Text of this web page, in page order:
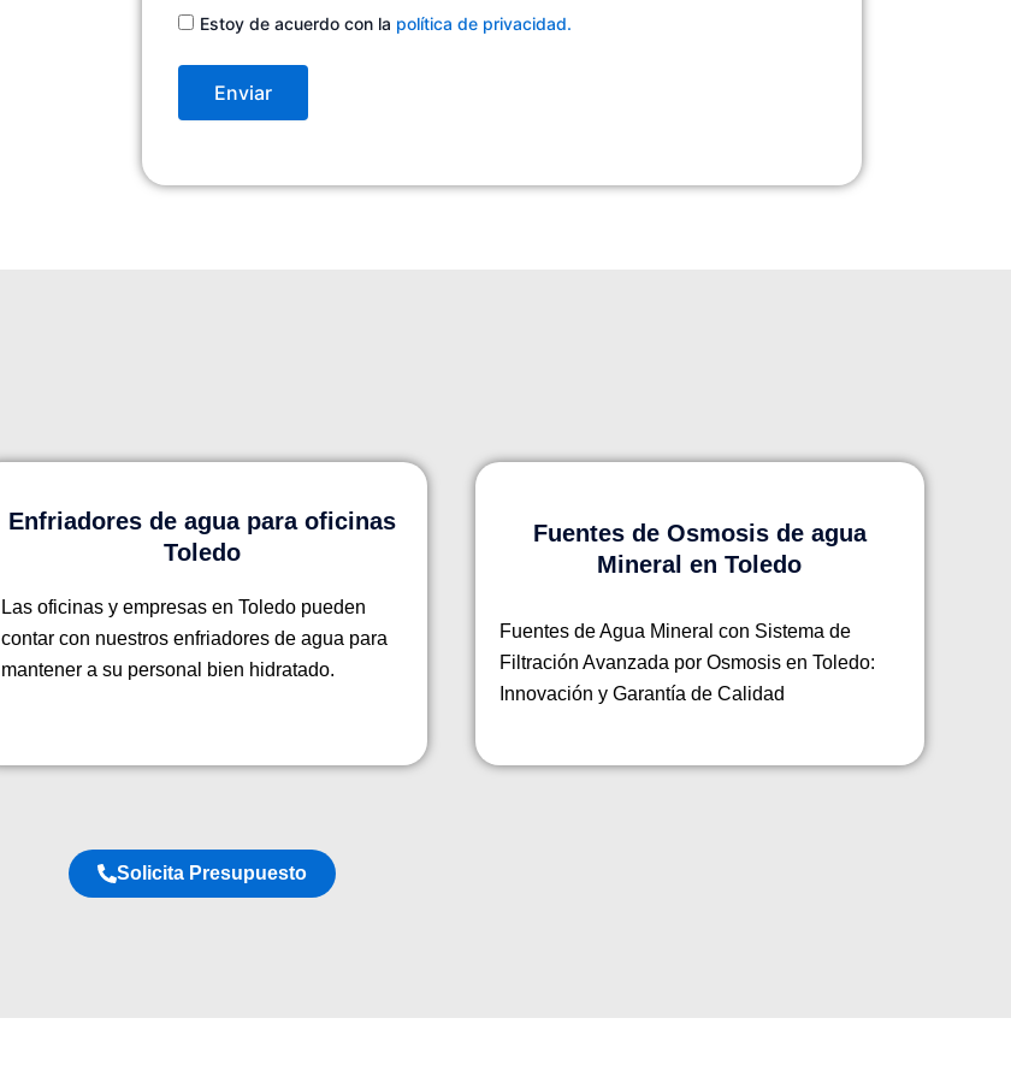
Consentimiento
Estoy de acuerdo con la política de privacidad.
Enfriadores de agua para oficinas
Toledo
Las oficinas y empresas en Toledo pueden
contar con nuestros enfriadores de agua para
mantener a su personal bien hidratado.
Fuentes de Osmosis de agua
Mineral en Toledo
Fuentes de Agua Mineral con Sistema de
Filtración Avanzada por Osmosis en Toledo:
Innovación y Garantía de Calidad
Solicita Presupuesto